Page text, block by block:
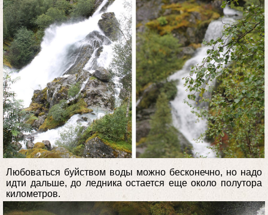
Любоваться буйством воды можно бесконечно, но надо
идти дальше, до ледника остается еще около полутора
километров.